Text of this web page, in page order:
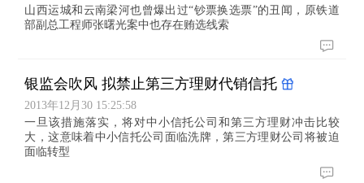
山西运城和云南梁河也曾爆出过“钞票换选票”的丑闻，原铁道
部副总工程师张曙光案中也存在贿选线索
银监会吹风 拟禁止第三方理财代销信托
2013年12月30 15:25:58
一旦该措施落实，将对中小信托公司和第三方理财冲击比较
大，这意味着中小信托公司面临洗牌，第三方理财公司将被迫
面临转型